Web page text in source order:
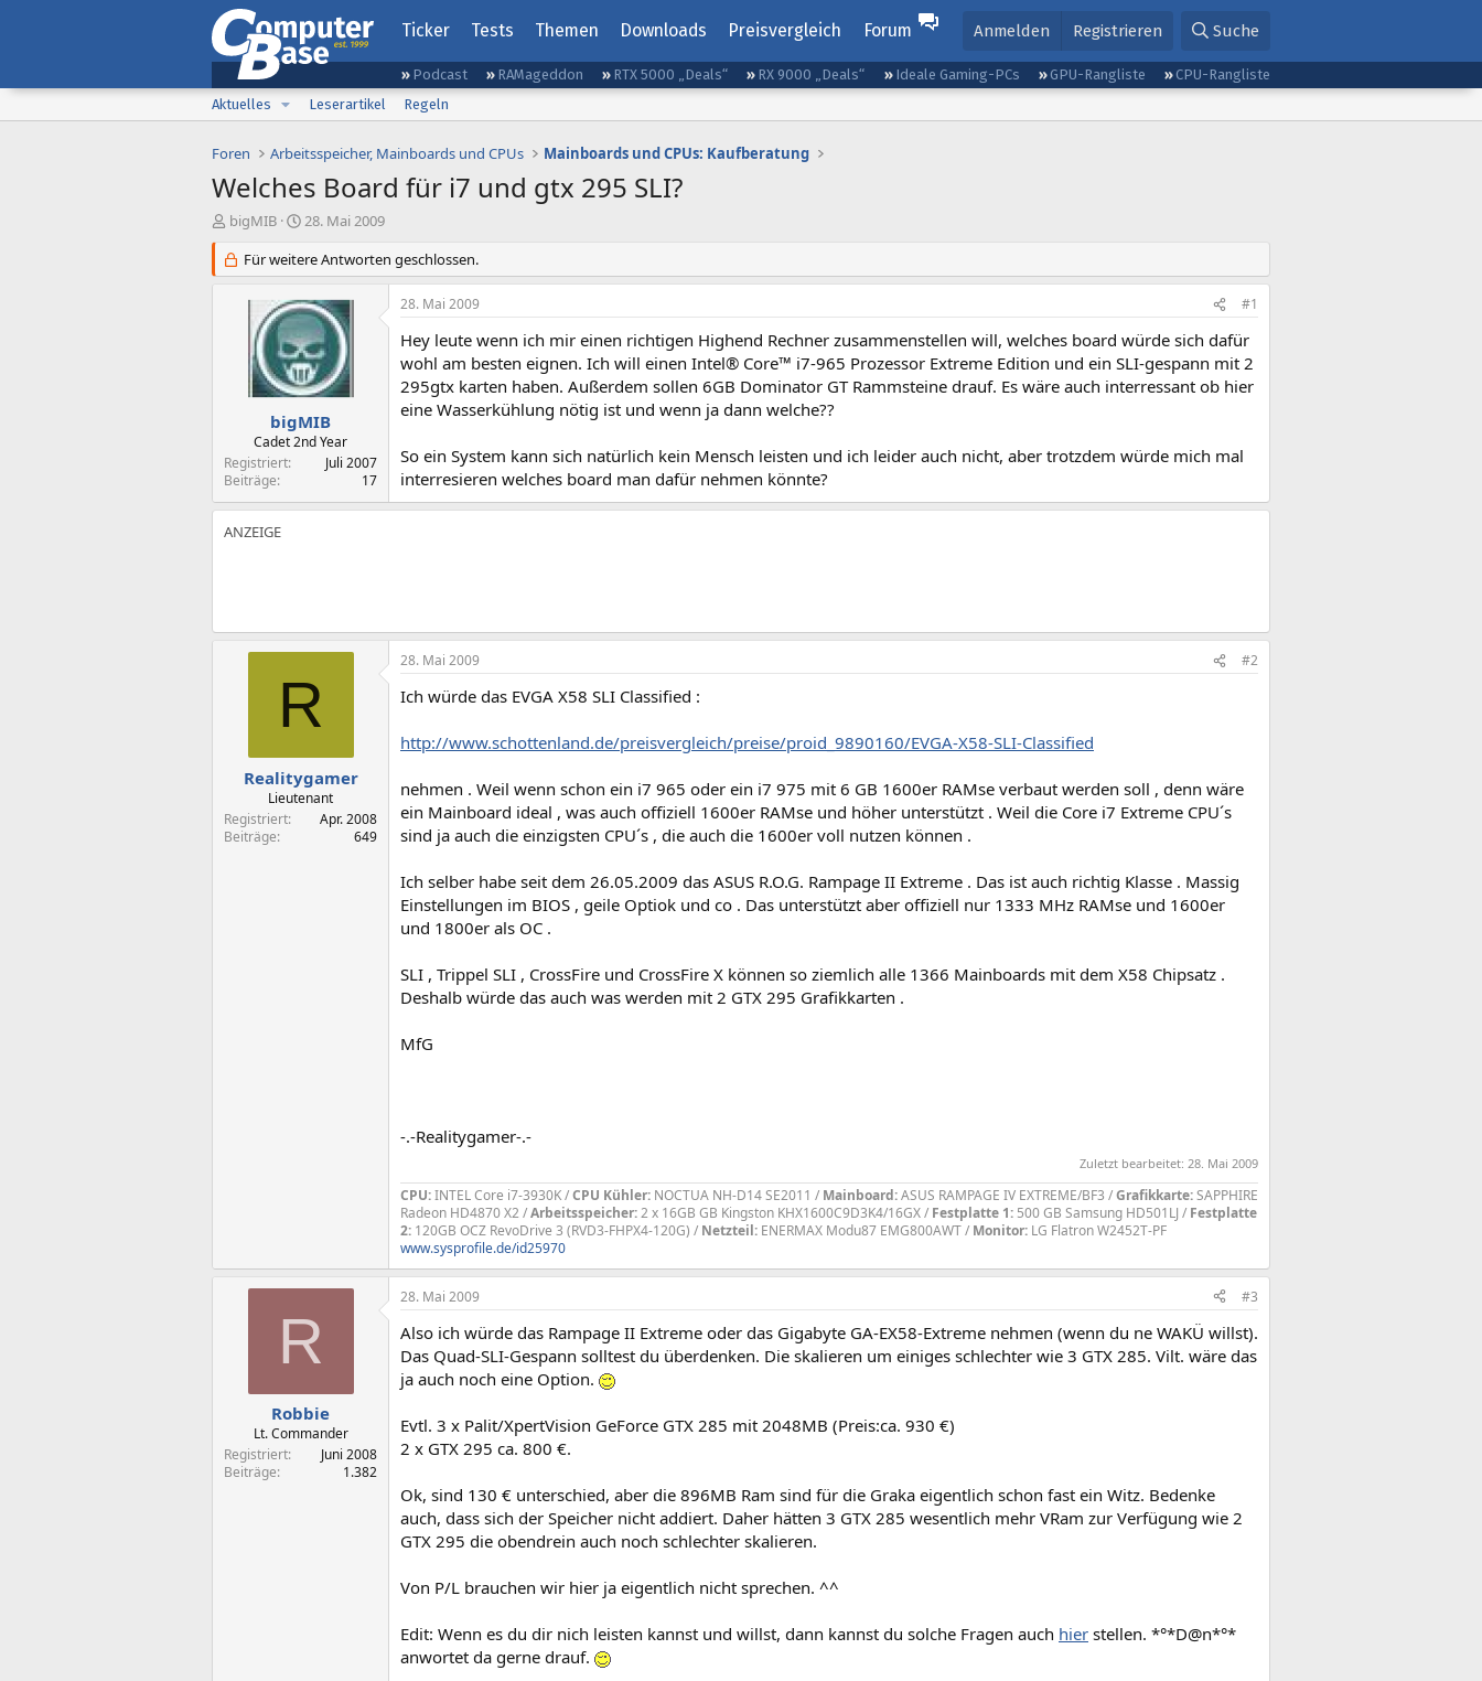
Ticker Tests Themen Downloads Preisvergleich Forum Anmelden Registrieren Suche
Podcast RAMageddon RTX 5000 „Deals“ RX 9000 „Deals“ Ideale Gaming-PCs GPU-Rangliste
CPU-Rangliste
Aktuelles
Leserartikel Regeln
Foren Arbeitsspeicher, Mainboards und CPUs Mainboards und CPUs: Kaufberatung
Welches Board für i7 und gtx 295 SLI?
E
s
t
bigMIB
E
s
t
e
l
l
t
a
m
28. Mai 2009
Für weitere Antworten geschlossen.
bigMIB
Cadet 2nd Year
Registriert
Juli 2007
Beiträge
17
28. Mai 2009 #1
Hey leute wenn ich mir einen richtigen Highend Rechner zusammenstellen will, welches board würde sich dafür
wohl am besten eignen. Ich will einen Intel® Core™ i7-965 Prozessor Extreme Edition und ein SLI-gespann mit 2
295gtx karten haben. Außerdem sollen 6GB Dominator GT Rammsteine drauf. Es wäre auch interressant ob hier
eine Wasserkühlung nötig ist und wenn ja dann welche??
So ein System kann sich natürlich kein Mensch leisten und ich leider auch nicht, aber trotzdem würde mich mal
interresieren welches board man dafür nehmen könnte?
R
Realitygamer
Lieutenant
Registriert
Apr. 2008
Beiträge
649
28. Mai 2009 #2
Ich würde das EVGA X58 SLI Classified :
http://www.schottenland.de/preisvergleich/preise/proid_9890160/EVGA-X58-SLI-Classified
nehmen . Weil wenn schon ein i7 965 oder ein i7 975 mit 6 GB 1600er RAMse verbaut werden soll , denn wäre
ein Mainboard ideal , was auch offiziell 1600er RAMse und höher unterstützt . Weil die Core i7 Extreme CPU´s
sind ja auch die einzigsten CPU´s , die auch die 1600er voll nutzen können .
Ich selber habe seit dem 26.05.2009 das ASUS R.O.G. Rampage II Extreme . Das ist auch richtig Klasse . Massig
Einstellungen im BIOS , geile Optiok und co . Das unterstützt aber offiziell nur 1333 MHz RAMse und 1600er
und 1800er als OC .
SLI , Trippel SLI , CrossFire und CrossFire X können so ziemlich alle 1366 Mainboards mit dem X58 Chipsatz .
Deshalb würde das auch was werden mit 2 GTX 295 Grafikkarten .
MfG
-.-Realitygamer-.-
Zuletzt bearbeitet: 28. Mai 2009
CPU:INTEL Core i7-3930K /CPU Kühler: NOCTUA NH-D14 SE2011 / Mainboard:ASUS RAMPAGE IV EXTREME/BF3 /Grafikkarte:SAPPHIRE
Radeon HD4870 X2 /Arbeitsspeicher:2 x 16GB GB Kingston KHX1600C9D3K4/16GX / Festplatte 1: 500 GB Samsung HD501LJ / Festplatte
2: 120GB OCZ RevoDrive 3 (RVD3-FHPX4-120G) / Netzteil: ENERMAX Modu87 EMG800AWT / Monitor: LG Flatron W2452T-PF
www.sysprofile.de/id25970
R
Robbie
Lt. Commander
Registriert
Juni 2008
Beiträge
1.382
28. Mai 2009 #3
Also ich würde das Rampage II Extreme oder das Gigabyte GA-EX58-Extreme nehmen (wenn du ne WAKÜ willst).
Das Quad-SLI-Gespann solltest du überdenken. Die skalieren um einiges schlechter wie 3 GTX 285. Vilt. wäre das
ja auch noch eine Option.
Evtl. 3 x Palit/XpertVision GeForce GTX 285 mit 2048MB (Preis:ca. 930 €)
2 x GTX 295 ca. 800 €.
Ok, sind 130 € unterschied, aber die 896MB Ram sind für die Graka eigentlich schon fast ein Witz. Bedenke
auch, dass sich der Speicher nicht addiert. Daher hätten 3 GTX 285 wesentlich mehr VRam zur Verfügung wie 2
GTX 295 die obendrein auch noch schlechter skalieren.
Von P/L brauchen wir hier ja eigentlich nicht sprechen. ^^
Edit: Wenn es du dir nich leisten kannst und willst, dann kannst du solche Fragen auch hier stellen. *°*D@n*°*
anwortet da gerne drauf.